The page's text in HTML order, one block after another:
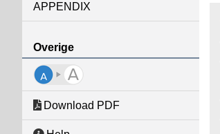
APPENDIX
Overige
Download PDF